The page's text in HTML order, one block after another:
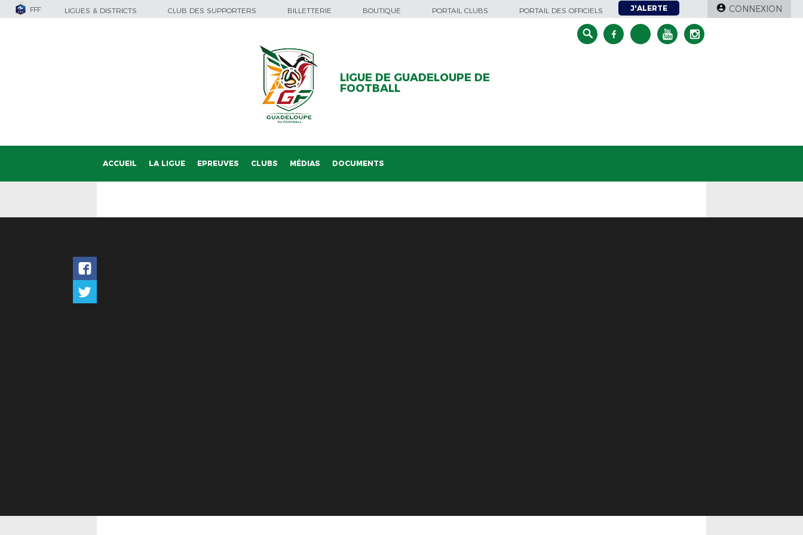
FFF LIGUES & DISTRICTS CLUB DES SUPPORTERS BILLETTERIE BOUTIQUE PORTAIL CLUBS PORTAIL DES OFFICIELS J'ALERTE CONNEXION
LIGUE DE GUADELOUPE DE
FOOTBALL
ACCUEIL LA LIGUE EPREUVES CLUBS MÉDIAS DOCUMENTS